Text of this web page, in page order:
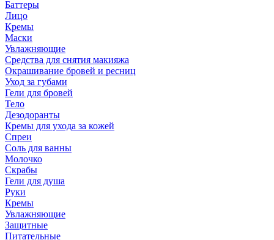
Баттеры
Лицо
Кремы
Маски
Увлажняющие
Средства для снятия макияжа
Окрашивание бровей и ресниц
Уход за губами
Гели для бровей
Тело
Дезодоранты
Кремы для ухода за кожей
Спреи
Соль для ванны
Молочко
Скрабы
Гели для душа
Руки
Кремы
Увлажняющие
Защитные
Питательные